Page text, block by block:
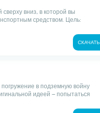
сверху вниз, в которой вы
средством. Цель:
СКАЧАТЬ
в подземную войну
идеей – попытаться